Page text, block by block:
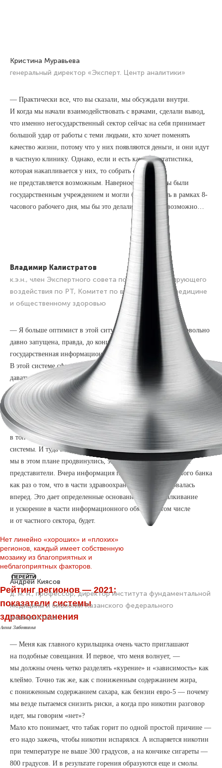
Нет линейно «хороших» и «плохих»
регионов, каждый имеет собственную
мозаику из благоприятных и
неблагоприятных факторов.
ПЕРЕЙТИ
Рейтинг регионов — 2021:
показатели системы
здравоохранения
Анна Заботина
Кристина Муравьева
генеральный директор «Эксперт. Центр аналитики»
— Практически все, что вы сказали, мы обсуждали внутри.
И когда мы начали взаимодействовать с врачами, сделали вывод,
что именно негосударственный сектор сейчас на себя принимает
большой удар от работы с теми людьми, кто хочет поменять
качество жизни, потому что у них появляются деньги, и они идут
в частную клинику. Однако, если и есть какая-то статистика,
которая накапливается у них, то собрать ее сейчас
не представляется возможным. Наверное, если бы мы были
государственным учреждением и могли бы это делать в рамках 8-
часового рабочего дня, мы бы это делали. А пока невозможно…
Владимир Калистратов
к.э.н., член Экспертного совета по оценке регулирующего
воздействия по РТ, Комитет по внебюджетной медицине
и общественному здоровью
— Я больше оптимист в этой ситуации. Дело в том, что довольно
давно запущена, правда, до конца не сформирована, единая
государственная информационная система здравоохранения.
В этой системе сформировано, какие показатели и куда должны
давать медицинские организации вне зависимости от форм
собственности. Для того, чтобы эти данные были, должны быть
каналы сформированы. Они в техническом исполнении пока
не до конца сформированы, и дело не только в республике.
Буквально вчера появилась информация о том, что РФ вошла
в топ среди мировых лидеров по цифровизации государственной
системы. И туда вошел блок «Здравоохранение». Значит, что
мы в этом плане продвинулись, экспертами были серьезные
представители. Вчера информация появилась от Всемирного банка
как раз о том, что в части здравоохранения Россия вырвалась
вперед. Это дает определенные основания, что подталкивание
и ускорение в части информационного обмена, в том числе
и от частного сектора, будет.
Андрей Киясов
д. м. н., профессор, директор института фундаментальной
медицины и биологии Казанского федерального
университета
— Меня как главного курильщика очень часто приглашают
на подобные совещания. И первое, что меня волнует, —
мы должны очень четко разделять «курение» и «зависимость» как
клеймо. Точно так же, как с пониженным содержанием жира,
с пониженным содержанием сахара, как бензин евро-5 — почему
мы везде пытаемся снизить риски, а когда про никотин разговор
идет, мы говорим «нет»?
Мало кто понимает, что табак горит по одной простой причине —
его надо зажечь, чтобы никотин испарялся. А испаряется никотин
при температуре не выше 300 градусов, а на кончике сигареты —
800 градусов. И в результате горения образуются еще и смолы.